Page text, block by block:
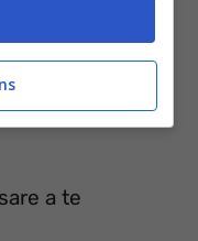
Shawn
che non
a te